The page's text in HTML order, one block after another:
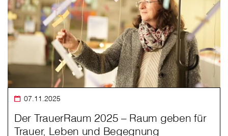
07.11.2025
Der TrauerRaum 2025 – Raum geben für
Trauer, Leben und Begegnung